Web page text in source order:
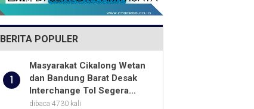
BERITA POPULER
1
Masyarakat Cikalong Wetan
dan Bandung Barat Desak
Interchange Tol Segera
Dibuka
dibaca 4730 kali